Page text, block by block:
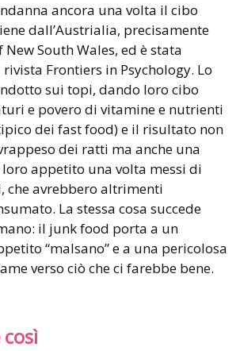
ancora una volta il cibo
dall’Austrialia, precisamente
South Wales, ed è stata
Frontiers in Psychology. Lo
sui topi, dando loro cibo
e povero di vitamine e nutrienti
dei fast food) e il risultato non
dei ratti ma anche una
appetito una volta messi di
che avrebbero altrimenti
La stessa cosa succede
il junk food porta a un
“malsano” e a una pericolosa
verso ciò che ci farebbe bene.